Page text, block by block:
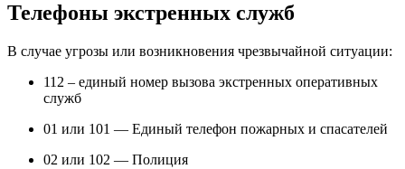
Телефоны экстренных служб
В случае угрозы или возникновения чрезвычайной ситуации:
112 – единый номер вызова экстренных оперативных
служб
01 или 101 — Единый телефон пожарных и спасателей
02 или 102 — Полиция